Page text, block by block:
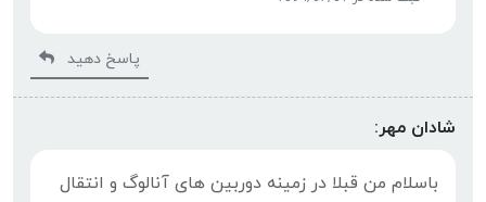
پاسخ دهید
شادان مهر:
باسلام من قبلا در زمینه دوربین های آنالوگ و انتقال